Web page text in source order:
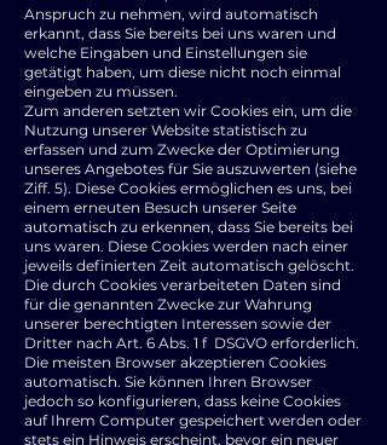
Anspruch zu nehmen, wird automatisch
erkannt, dass Sie bereits bei uns waren und
welche Eingaben und Einstellungen sie
getätigt haben, um diese nicht noch einmal
eingeben zu müssen.
Zum anderen setzten wir Cookies ein, um die
Nutzung unserer Website statistisch zu
erfassen und zum Zwecke der Optimierung
unseres Angebotes für Sie auszuwerten (siehe
Ziff. 5). Diese Cookies ermöglichen es uns, bei
einem erneuten Besuch unserer Seite
automatisch zu erkennen, dass Sie bereits bei
uns waren. Diese Cookies werden nach einer
jeweils definierten Zeit automatisch gelöscht.
Die durch Cookies verarbeiteten Daten sind
für die genannten Zwecke zur Wahrung
unserer berechtigten Interessen sowie der
Dritter nach Art. 6 Abs. 1 f DSGVO erforderlich.
Die meisten Browser akzeptieren Cookies
automatisch. Sie können Ihren Browser
jedoch so konfigurieren, dass keine Cookies
auf Ihrem Computer gespeichert werden oder
stets ein Hinweis erscheint, bevor ein neuer